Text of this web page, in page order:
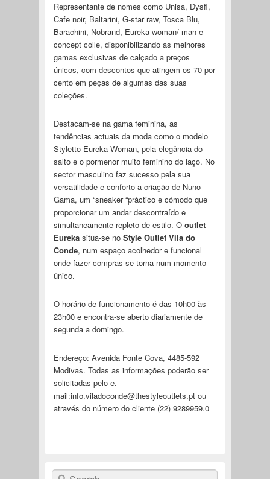
Representante de nomes como Unisa, Dysfl,
Cafe noir, Baltarini, G-star raw, Tosca Blu,
Barachini, Nobrand, Eureka woman/ man e
concept colle, disponibilizando as melhores
gamas exclusivas de calçado a preços
únicos, com descontos que atingem os 70 por
cento em peças de algumas das suas
coleções.
Destacam-se na gama feminina, as
tendências actuais da moda como o modelo
Styletto Eureka Woman, pela elegância do
salto e o pormenor muito feminino do laço. No
sector masculino faz sucesso pela sua
versatilidade e conforto a criação de Nuno
Gama, um “sneaker “práctico e cómodo que
proporcionar um andar descontraído e
simultaneamente repleto de estilo. O outlet
Eurekasitua-se no Style Outlet Vila do
Conde, num espaço acolhedor e funcional
onde fazer compras se torna num momento
único.
O horário de funcionamento é das 10h00 às
23h00 e encontra-se aberto diariamente de
segunda a domingo.
Endereço: Avenida Fonte Cova, 4485-592
Modivas. Todas as informações poderão ser
solicitadas pelo e.
mail:info.viladoconde@thestyleoutlets.ptou
através do número do cliente (22) 9289959.0
Search